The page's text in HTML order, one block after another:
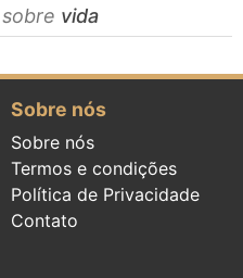
sobre vida
Sobre nós
Sobre nós
Termos e condições
Política de Privacidade
Contato